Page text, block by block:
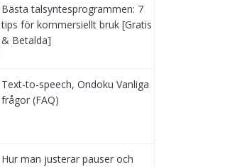
Bästa talsyntesprogrammen: 7
tips för kommersiellt bruk [Gratis
& Betalda]
Text-to-speech, Ondoku Vanliga
frågor (FAQ)
Hur man justerar pauser och